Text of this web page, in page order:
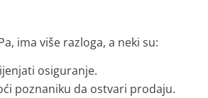
ima više razloga, a neki su:
osiguranje.
poznaniku da ostvari prodaju.